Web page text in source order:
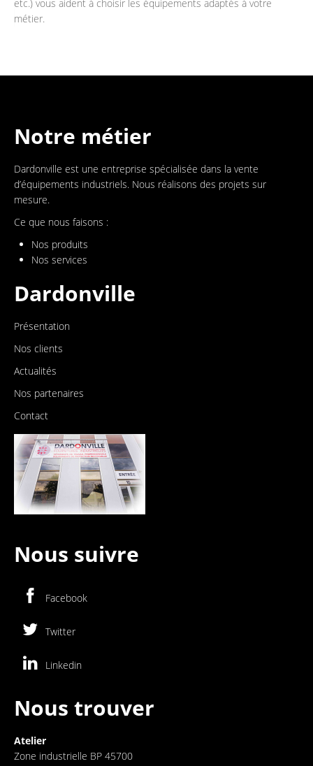
etc.) vous aident à choisir les équipements adaptés à votre
métier.
Notre métier
Dardonville est une entreprise spécialisée dans la vente
d’équipements industriels. Nous réalisons des projets sur
mesure.
Ce que nous faisons :
Nos produits
Nos services
Dardonville
Présentation
Nos clients
Actualités
Nos partenaires
Contact
Nous suivre
Facebook
Twitter
Linkedin
Nous trouver
Atelier
Zone industrielle BP 45700